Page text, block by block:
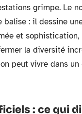
grimpe. Le
balise : il dessine
et sophistication,
la diversité
peut vivre dans
: ce qui